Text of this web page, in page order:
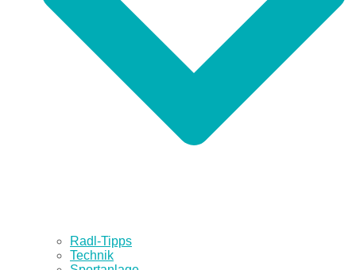
Radl-Tipps
Technik